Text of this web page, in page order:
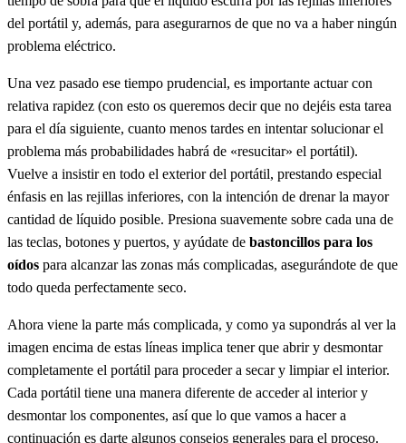
del portátil y, además, para asegurarnos de que no va a haber ningún
problema eléctrico.
Una vez pasado ese tiempo prudencial, es importante actuar con
relativa rapidez (con esto os queremos decir que no dejéis esta tarea
para el día siguiente, cuanto menos tardes en intentar solucionar el
problema más probabilidades habrá de «resucitar» el portátil).
Vuelve a insistir en todo el exterior del portátil, prestando especial
énfasis en las rejillas inferiores, con la intención de drenar la mayor
cantidad de líquido posible. Presiona suavemente sobre cada una de
las teclas, botones y puertos, y ayúdate de bastoncillos para los
oídos para alcanzar las zonas más complicadas, asegurándote de que
todo queda perfectamente seco.
Ahora viene la parte más complicada, y como ya supondrás al ver la
imagen encima de estas líneas implica tener que abrir y desmontar
completamente el portátil para proceder a secar y limpiar el interior.
Cada portátil tiene una manera diferente de acceder al interior y
desmontar los componentes, así que lo que vamos a hacer a
continuación es darte algunos consejos generales para el proceso.